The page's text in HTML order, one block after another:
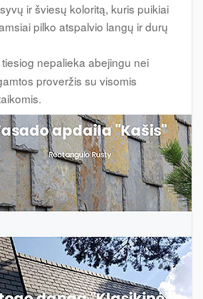
ir šviesų koloritą, kuris puikiai
pilko atspalvio langų ir durų
nepalieka abejingu nei
proveržis su visomis